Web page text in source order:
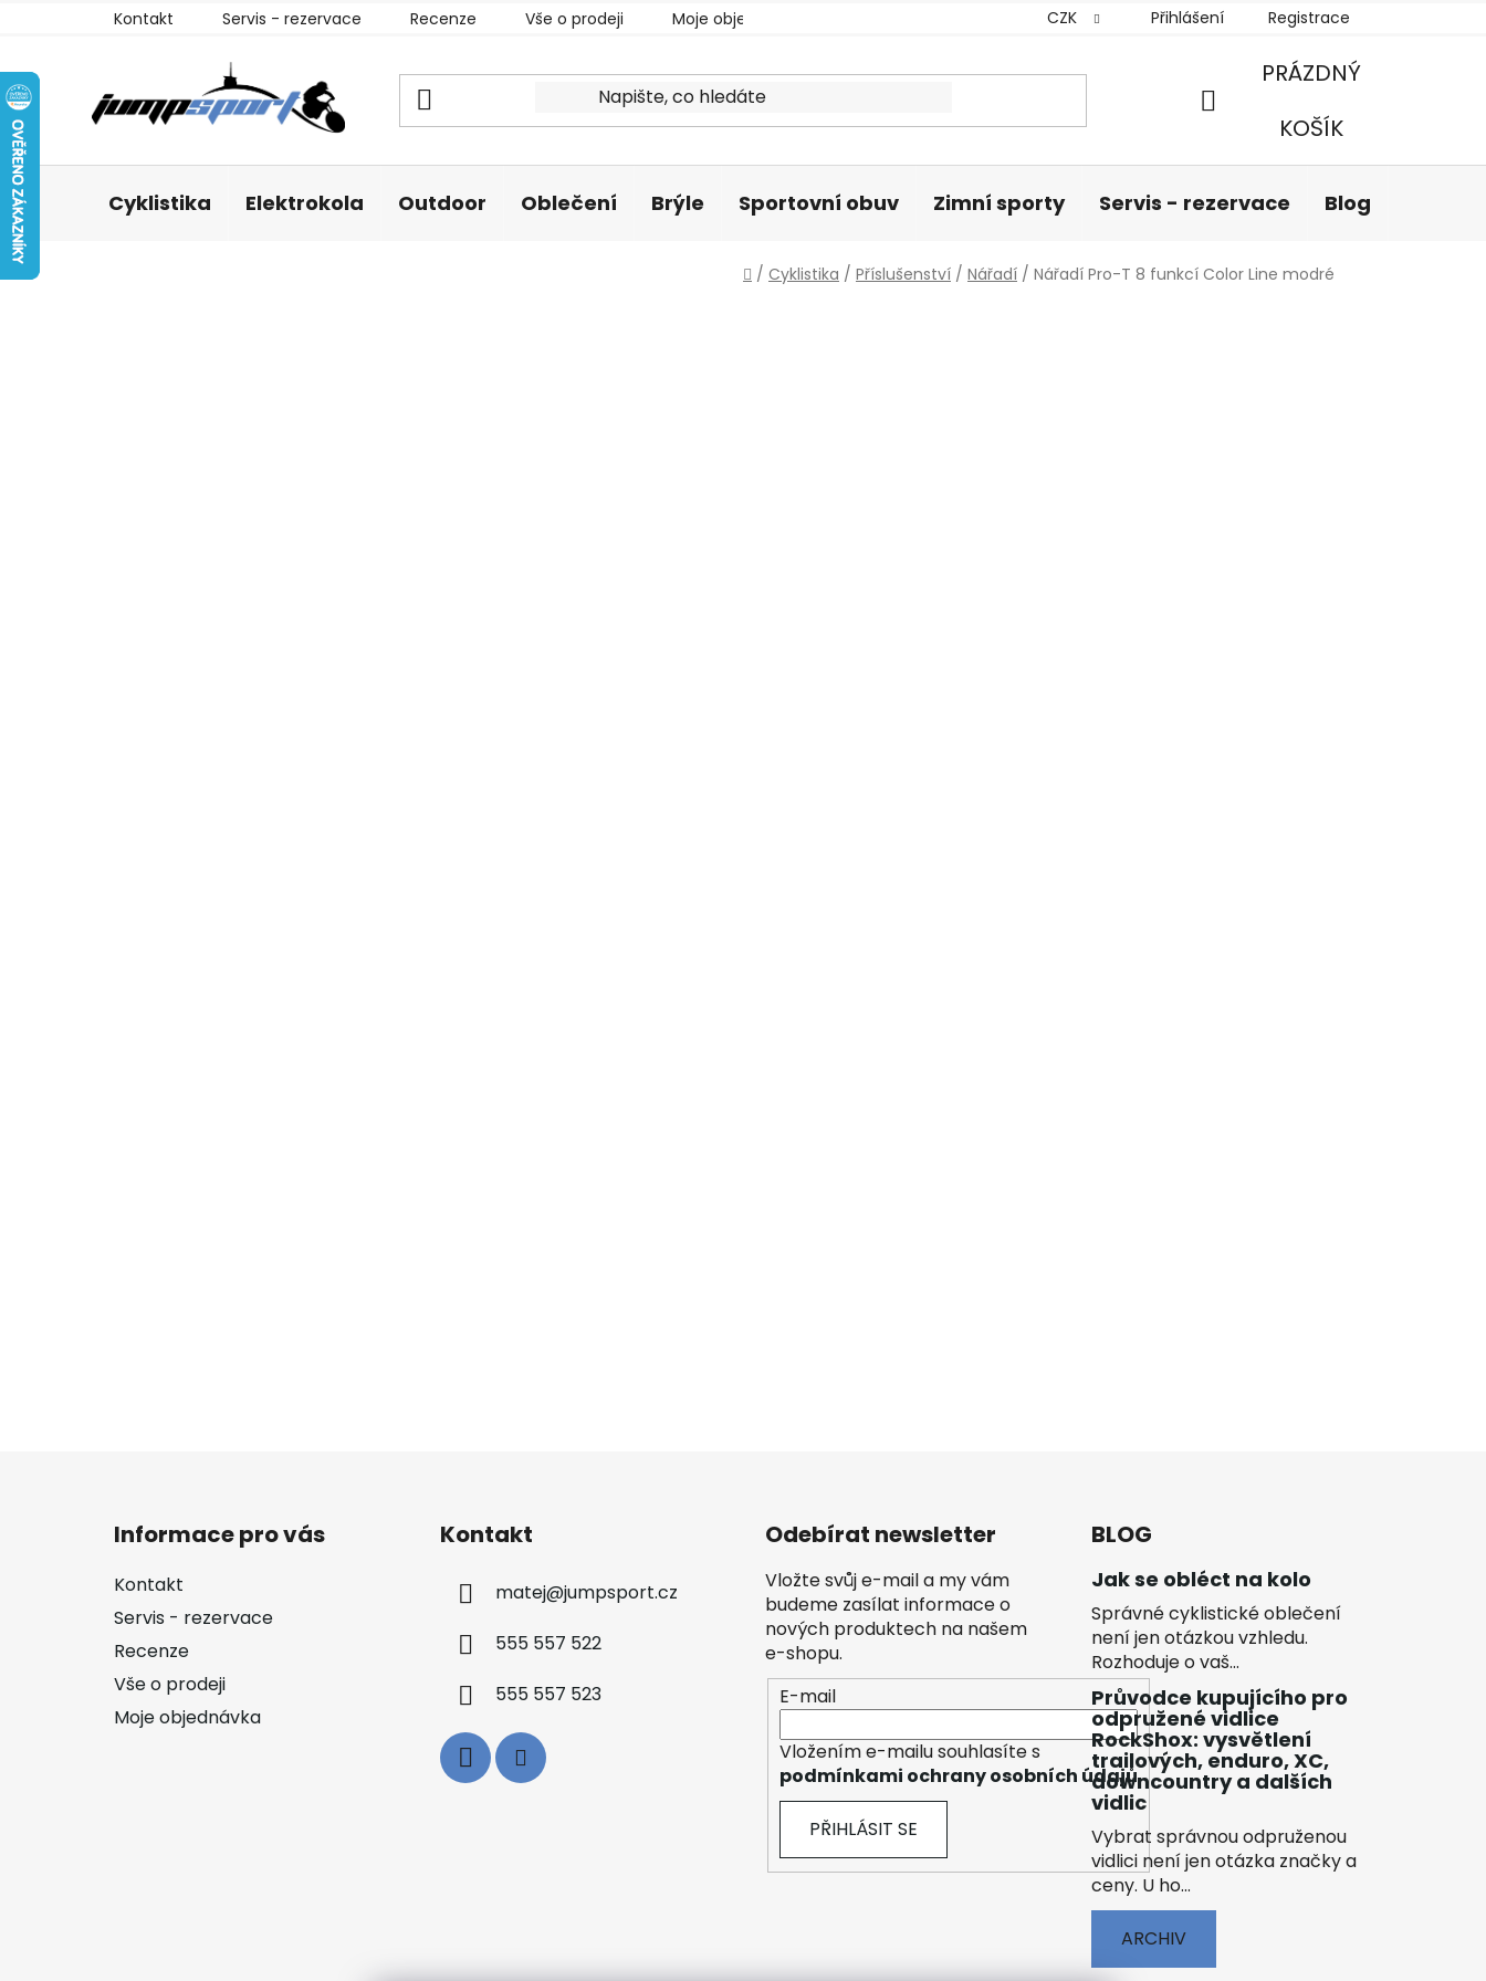
Kontakt Servis - rezervace Recenze Vše o prodeji Moje objednávka CZK Přihlášení Registrace
NÁKUPNÍ
PRÁZDNÝ
KOŠÍK
Cyklistika Elektrokola Outdoor Oblečení Brýle Sportovní obuv Zimní sporty Servis - rezervace Blog
Domů
/ Cyklistika / Příslušenství / Nářadí / Nářadí Pro-T 8 funkcí Color Line modré
Informace pro vás
Kontakt
Servis - rezervace
Recenze
Vše o prodeji
Moje objednávka
Kontakt
matej@jumpsport.cz
555 557 522
555 557 523
Odebírat newsletter
Vložte svůj e-mail a my vám
budeme zasílat informace o
nových produktech na našem
e-shopu.
E-mail
Vložením e-mailu souhlasíte s
podmínkami ochrany osobních údajů
PŘIHLÁSIT SE
BLOG
Jak se obléct na kolo
Správné cyklistické oblečení
není jen otázkou vzhledu.
Rozhoduje o vaš...
Průvodce kupujícího pro
odpružené vidlice
RockShox: vysvětlení
trailových, enduro, XC,
downcountry a dalších
vidlic
Vybrat správnou odpruženou
vidlici není jen otázka značky a
ceny. U ho...
ARCHIV